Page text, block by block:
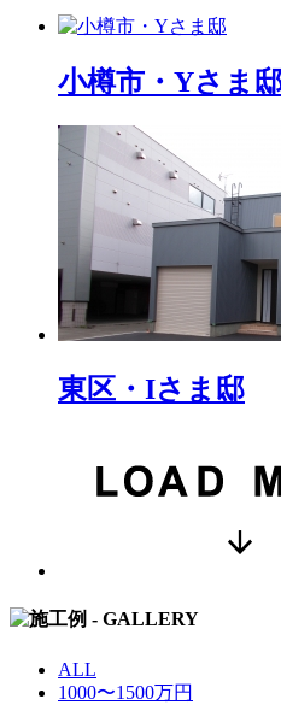
小樽市・Yさま
東区・Iさま邸
ALL
1000〜1500万円